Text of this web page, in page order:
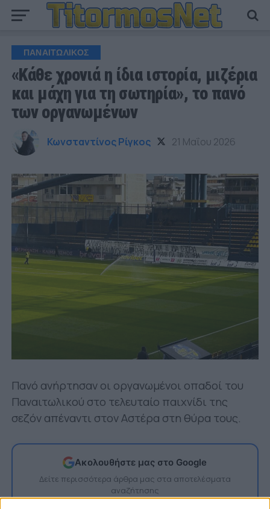
ΠΑΝΑΙΤΩΛΙΚΟΣ
«Κάθε χρονιά η ίδια ιστορία, μιζέρια
και μάχη για τη σωτηρία», το πανό
των οργανωμένων
Κωνσταντίνος Ρίγκος 21 Μαΐου 2026
Πανό ανήρτησαν οι οργανωμένοι οπαδοί του
Παναιτωλικού στο τελευταίο παιχνίδι της
σεζόν απέναντι στον Αστέρα στη θύρα τους.
Ακολουθήστε μας στο Google
Δείτε περισσότερα άρθρα μας στα αποτελέσματα
αναζήτησης